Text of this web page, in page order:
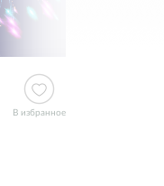
В избранное